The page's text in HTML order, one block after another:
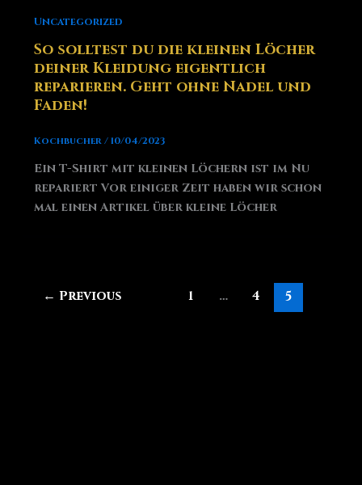
Uncategorized
So solltest du die kleinen Löcher
deiner Kleidung eigentlich
reparieren. Geht ohne Nadel und
Faden!
Kochbucher/10/04/2023
Ein T-Shirt mit kleinen Löchern ist im Nu
repariert Vor einiger Zeit haben wir schon
mal einen Artikel über kleine Löcher
← Previous 1 … 4 5